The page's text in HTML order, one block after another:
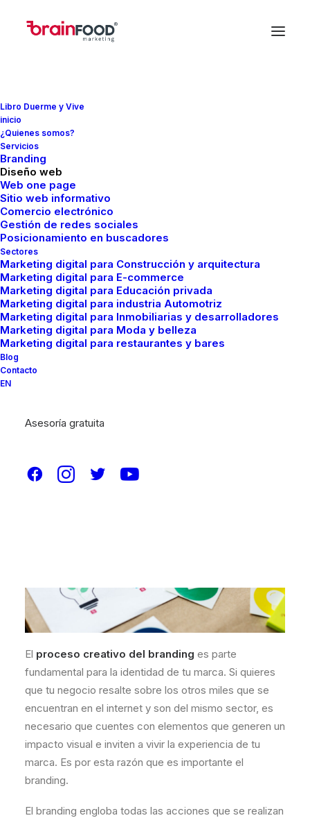
Libro Duerme y Vive
inicio
¿Quienes somos?
Servicios
Branding
Diseño web
Web one page
Sitio web informativo
Comercio electrónico
Gestión de redes sociales
Posicionamiento en buscadores
Sectores
Marketing digital para Construcción y arquitectura
Marketing digital para E-commerce
Marketing digital para Educación privada
Marketing digital para industria Automotriz
Marketing digital para Inmobiliarias y desarrolladores
Marketing digital para Moda y belleza
Marketing digital para restaurantes y bares
Blog
Contacto
EN
Asesoría gratuita
Descubre el proceso
creativo del branding
de Brainfood
FMCreador
El proceso creativo del branding es parte
fundamental para la identidad de tu marca. Si quieres
que tu negocio resalte sobre los otros miles que se
encuentran en el internet y son del mismo sector, es
necesario que cuentes con elementos que generen un
impacto visual e inviten a vivir la experiencia de tu
marca. Es por esta razón que es importante el
branding.
El branding engloba todas las acciones que se realizan